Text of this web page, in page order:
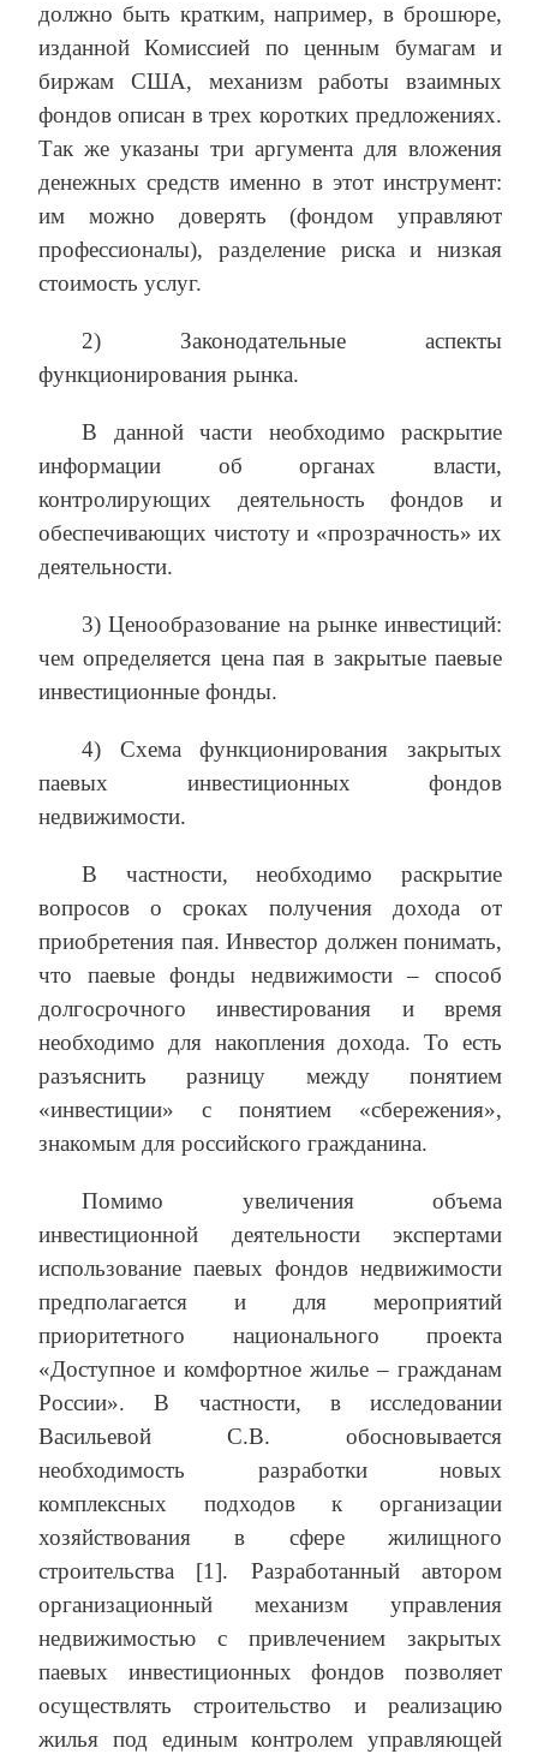
должно быть кратким, например, в брошюре,
изданной Комиссией по ценным бумагам и
биржам США, механизм работы взаимных
фондов описан в трех коротких предложениях.
Так же указаны три аргумента для вложения
денежных средств именно в этот инструмент:
им можно доверять (фондом управляют
профессионалы), разделение риска и низкая
стоимость услуг.
2) Законодательные аспекты
функционирования рынка.
В данной части необходимо раскрытие
информации об органах власти,
контролирующих деятельность фондов и
обеспечивающих чистоту и «прозрачность» их
деятельности.
3) Ценообразование на рынке инвестиций:
чем определяется цена пая в закрытые паевые
инвестиционные фонды.
4) Схема функционирования закрытых
паевых инвестиционных фондов
недвижимости.
В частности, необходимо раскрытие
вопросов о сроках получения дохода от
приобретения пая. Инвестор должен понимать,
что паевые фонды недвижимости – способ
долгосрочного инвестирования и время
необходимо для накопления дохода. То есть
разъяснить разницу между понятием
«инвестиции» с понятием «сбережения»,
знакомым для российского гражданина.
Помимо увеличения объема
инвестиционной деятельности экспертами
использование паевых фондов недвижимости
предполагается и для мероприятий
приоритетного национального проекта
«Доступное и комфортное жилье – гражданам
России». В частности, в исследовании
Васильевой С.В. обосновывается
необходимость разработки новых
комплексных подходов к организации
хозяйствования в сфере жилищного
строительства [1]. Разработанный автором
организационный механизм управления
недвижимостью с привлечением закрытых
паевых инвестиционных фондов позволяет
осуществлять строительство и реализацию
жилья под единым контролем управляющей